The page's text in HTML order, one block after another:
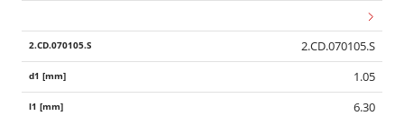
2.CD.070105.S
1.05
6.30